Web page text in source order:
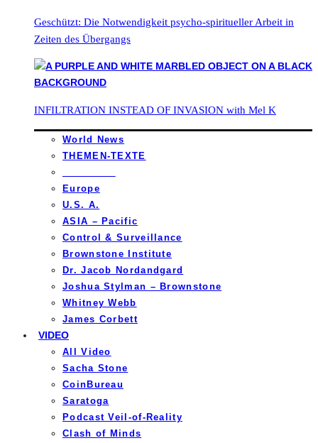
Geschützt: Die Notwendigkeit psycho-spiritueller Arbeit in
Zeiten des Übergangs
INFILTRATION INSTEAD OF INVASION with Mel K
World News
THEMEN-TEXTE
Europe
U.S. A.
ASIA – Pacific
Control & Surveillance
Brownstone Institute
Dr. Jacob Nordandgard
Joshua Stylman – Brownstone
Whitney Webb
James Corbett
VIDEO
All Video
Sacha Stone
CoinBureau
Saratoga
Podcast Veil-of-Reality
Clash of Minds